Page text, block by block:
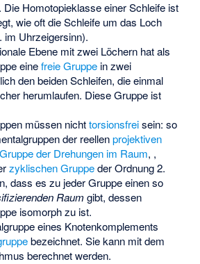
Die Homotopieklasse einer Schleife ist
wie oft die Schleife um das Loch
im Uhrzeigersinn).
Ebene mit zwei Löchern hat als
einefreie Gruppein zwei
den beiden Schleifen, die einmal
herumlaufen. Diese Gruppe ist
müssen nichttorsionsfreisein: so
der reellenprojektiven
Gruppe der Drehungen im Raum, ,
zyklischen Gruppeder Ordnung 2.
dass es zu jeder Gruppeeinen so
Raum gibt, dessen
isomorph zu ist.
eines Knotenkomplements
bezeichnet. Sie kann mit dem
berechnet werden.